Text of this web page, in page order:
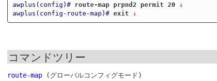
awplus(config)#
route-map prpnd2 permit 20 ↓
awplus(config-route-map)# exit ↓
コマンドツリー
route-map (グローバルコンフィグモード)